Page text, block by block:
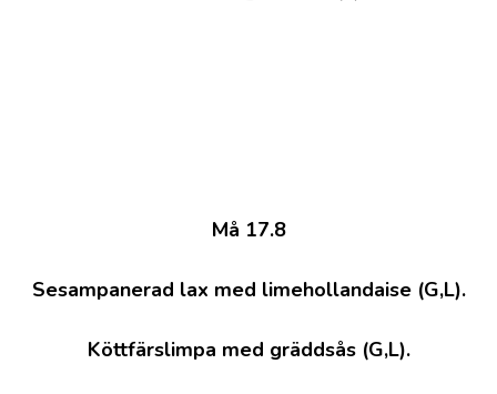
Må 17.8
Sesampanerad lax med limehollandaise (G,L).
Köttfärslimpa med gräddsås (G,L).